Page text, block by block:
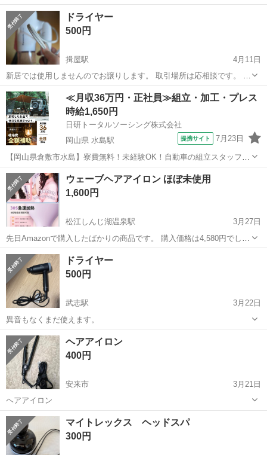
トルは空っぽです。 コンディショナーは少し残っています。 詰替用は
『うるおい』タイプです。
島根 松江市 松江駅
ドライヤー
500円
揖屋駅
4月11日
新居では使用しませんのでお譲りします。 取引場所は応相談です。 14
日までに取引ができなければ処分します。
島根 安来市 揖屋駅 美容家電 ドライヤー
≪月収36万円・正社員≫組立・加工・プレス
時給1,650円
日研トータルソーシング株式会社
岡山県 水島駅
提携サイト 7月23日
【岡山県倉敷市水島】寮費無料！未経験OK！自動車の組立スタッフ
《お仕事No.NS0089》 お仕事について 車の組立作業です。専用レール
に乗って流れてくる車の骨組みに、車内外の各部品・ハンドル・足回
り・ドア・シートなどの各...
岡山 倉敷市 水島駅
ウェーブヘアアイロン ほぼ未使用
1,600円
松江しんじ湖温泉駅
3月27日
先日Amazonで購入したばかりの商品です。 購入価格は4,580円でし
た。 使用予定でしたが配達が間に合わず、結局使用していません。 通
電確認のため一度箱から出し、その後すぐに戻しているため、ほぼ未
使用の状態です。 ご...
島根 松江市 松江しんじ湖温泉駅
ヘアアイロン
ドライヤー
500円
武志駅
3月22日
異音もなくまだ使えます。
島根 出雲市 武志駅
ヘアアイロン
400円
安来市
3月21日
ヘアアイロン
島根 安来市 美容家電 ヘアアイロン
マイトレックス ヘッドスパ
300円